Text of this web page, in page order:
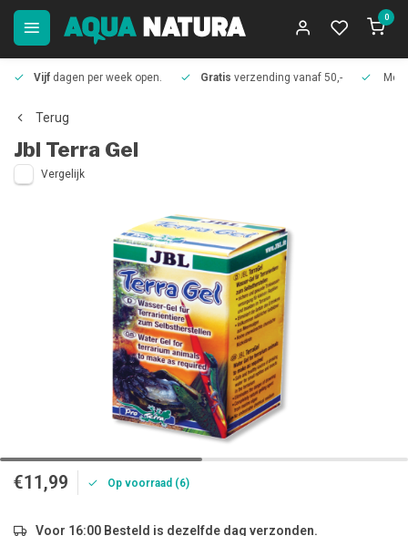
0
Vijf dagen per week open. Gratis verzending vanaf 50,-
Terug
Jbl Terra Gel
Vergelijk
€11,99 Op voorraad (6)
Voor 16:00 Besteld is dezelfde dag verzonden.